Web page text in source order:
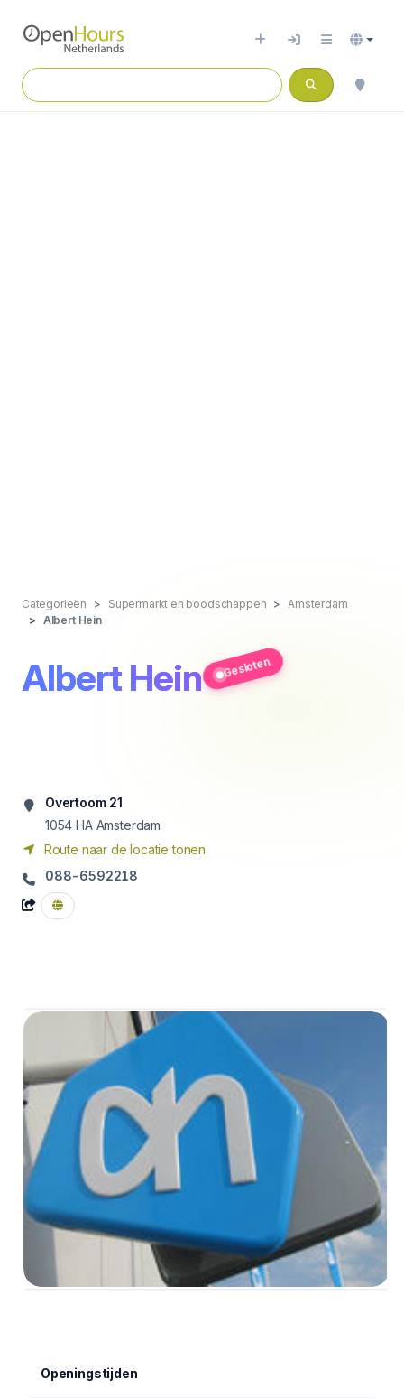
Categorieën Supermarkt en boodschappen
Amsterdam
Albert Hein
Albert Hein Gesloten
Overtoom 21
1054 HA Amsterdam
Route naar de locatie tonen
088-6592218
Openingstijden